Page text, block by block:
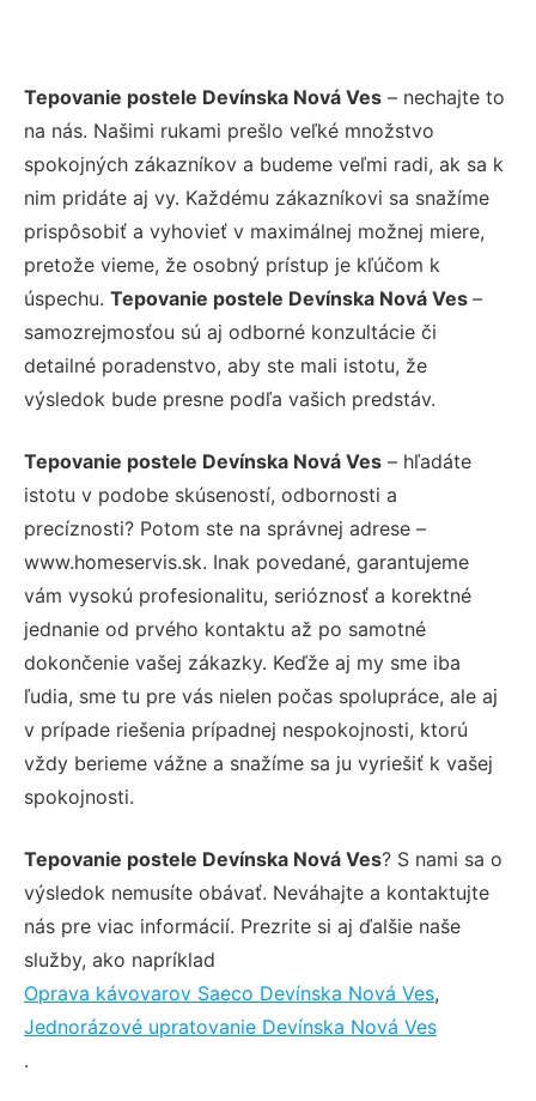
Tepovanie postele Devínska Nová Ves – nechajte to
na nás. Našimi rukami prešlo veľké množstvo
spokojných zákazníkov a budeme veľmi radi, ak sa k
nim pridáte aj vy. Každému zákazníkovi sa snažíme
prispôsobiť a vyhovieť v maximálnej možnej miere,
pretože vieme, že osobný prístup je kľúčom k
úspechu. Tepovanie postele Devínska Nová Ves –
samozrejmosťou sú aj odborné konzultácie či
detailné poradenstvo, aby ste mali istotu, že
výsledok bude presne podľa vašich predstáv.
Tepovanie postele Devínska Nová Ves – hľadáte
istotu v podobe skúseností, odbornosti a
precíznosti? Potom ste na správnej adrese –
www.homeservis.sk. Inak povedané, garantujeme
vám vysokú profesionalitu, serióznosť a korektné
jednanie od prvého kontaktu až po samotné
dokončenie vašej zákazky. Keďže aj my sme iba
ľudia, sme tu pre vás nielen počas spolupráce, ale aj
v prípade riešenia prípadnej nespokojnosti, ktorú
vždy berieme vážne a snažíme sa ju vyriešiť k vašej
spokojnosti.
Tepovanie postele Devínska Nová Ves? S nami sa o
výsledok nemusíte obávať. Neváhajte a kontaktujte
nás pre viac informácií. Prezrite si aj ďalšie naše
služby, ako napríklad
Oprava kávovarov Saeco Devínska Nová Ves,
Jednorázové upratovanie Devínska Nová Ves
.